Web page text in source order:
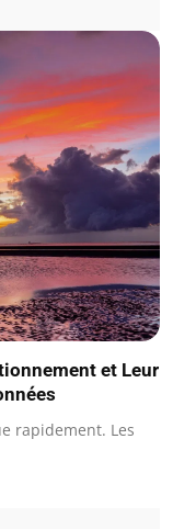
et Leur
rapidement. Les